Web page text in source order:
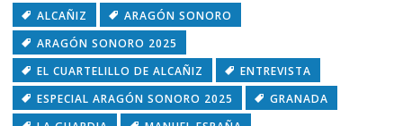
ALCAÑIZ
ARAGÓN SONORO
ARAGÓN SONORO 2025
EL CUARTELILLO DE ALCAÑIZ
ENTREVISTA
ESPECIAL ARAGÓN SONORO 2025
GRANADA